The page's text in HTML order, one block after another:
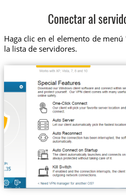
Conectar al
Haga clic en el elemento de
la lista de servidores.